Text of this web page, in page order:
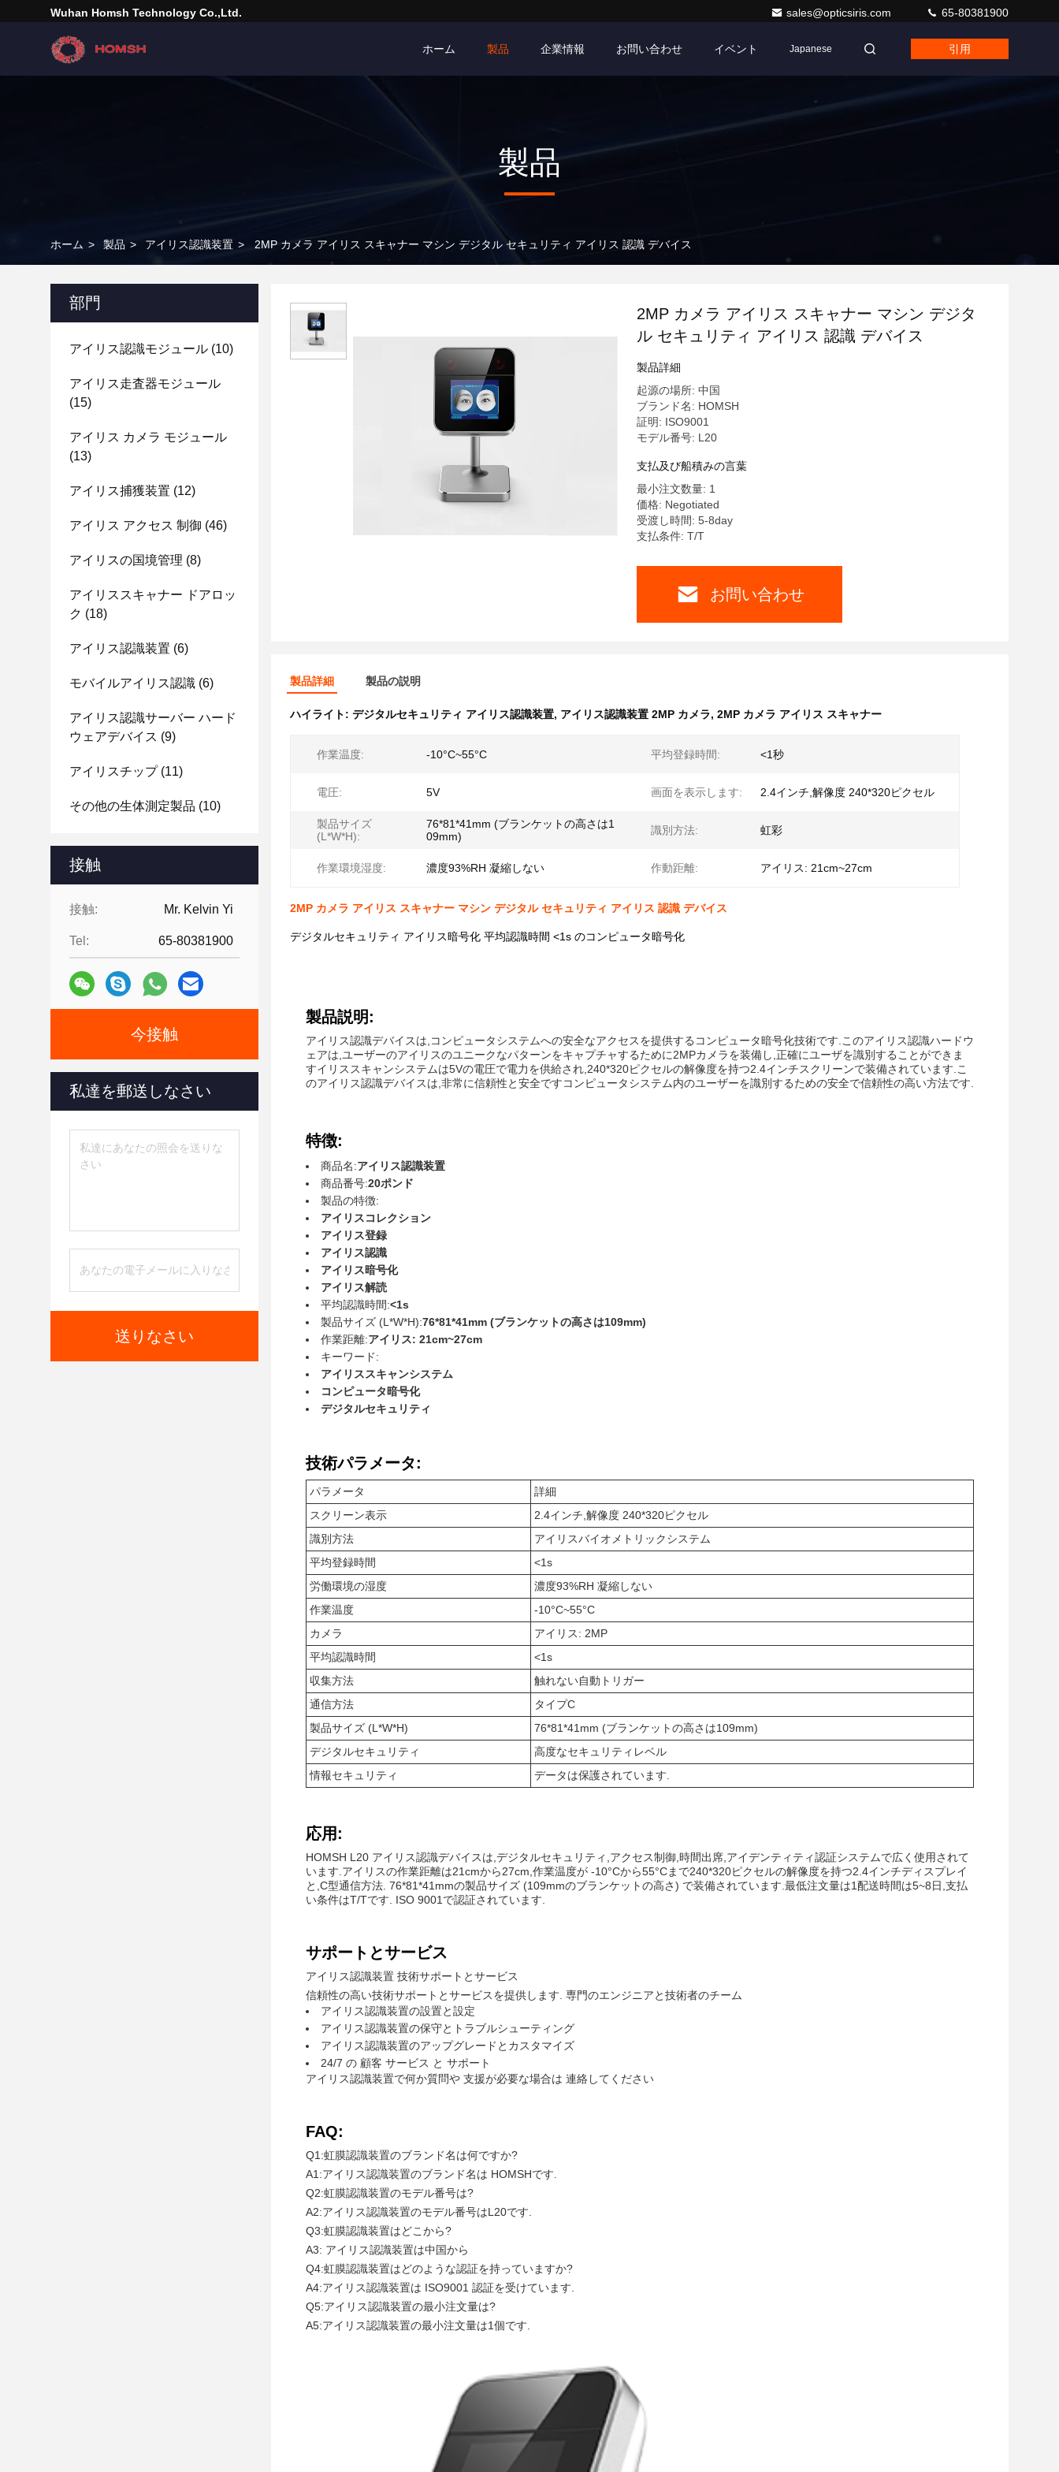
Wuhan Homsh Technology Co.,Ltd. sales@opticsiris.com 65-80381900
ホーム 製品 企業情報 お問い合わせ イベント Japanese 引用
製品
ホーム > 製品 > アイリス認識装置 > 2MP カメラ アイリス スキャナー マシン デジタル セキュリティ アイリス 認識 デバイス
部門
アイリス認識モジュール (10)
アイリス走査器モジュール
(15)
アイリス カメラ モジュール
(13)
アイリス捕獲装置 (12)
アイリス アクセス 制御 (46)
アイリスの国境管理 (8)
アイリススキャナー ドアロッ
ク (18)
アイリス認識装置 (6)
モバイルアイリス認識 (6)
アイリス認識サーバー ハード
ウェアデバイス (9)
アイリスチップ(11)
その他の生体測定製品 (10)
接触
接触: Mr. Kelvin Yi
Tel: 65-80381900
今接触
私達を郵送しなさい
送りなさい
2MP カメラ アイリス スキャナー マシン デジタ
ル セキュリティ アイリス 認識 デバイス
製品詳細
起源の場所: 中国
ブランド名: HOMSH
証明: ISO9001
モデル番号: L20
支払及び船積みの言葉
最小注文数量: 1
価格: Negotiated
受渡し時間: 5-8day
支払条件: T/T
お問い合わせ
製品詳細 製品の説明
ハイライト: デジタルセキュリティ アイリス認識装置, アイリス認識装置 2MP カメラ, 2MP カメラ アイリス スキャナー
作業温度: -10°C~55°C 平均登録時間: <1秒
電圧: 5V 画面を表示します: 2.4インチ,解像度 240*320ピクセル
製品サイズ
(L*W*H):
76*81*41mm (ブランケットの高さは1
09mm)
識別方法: 虹彩
作業環境湿度: 濃度93%RH 凝縮しない 作動距離: アイリス: 21cm~27cm
2MP カメラ アイリス スキャナー マシン デジタル セキュリティ アイリス 認識 デバイス
デジタルセキュリティ アイリス暗号化 平均認識時間 <1s のコンピュータ暗号化
製品説明:
アイリス認識デバイスは,コンピュータシステムへの安全なアクセスを提供するコンピュータ暗号化技術です.このアイリス認識ハードウ
ェアは,ユーザーのアイリスのユニークなパターンをキャプチャするために2MPカメラを装備し,正確にユーザを識別することができま
すイリススキャンシステムは5Vの電圧で電力を供給され,240*320ピクセルの解像度を持つ2.4インチスクリーンで装備されています.こ
のアイリス認識デバイスは,非常に信頼性と安全ですコンピュータシステム内のユーザーを識別するための安全で信頼性の高い方法です.
特徴:
商品名:アイリス認識装置
商品番号:20ポンド
製品の特徴:
アイリスコレクション
アイリス登録
アイリス認識
アイリス暗号化
アイリス解読
平均認識時間:<1s
製品サイズ (L*W*H):76*81*41mm (ブランケットの高さは109mm)
作業距離:アイリス: 21cm~27cm
キーワード:
アイリススキャンシステム
コンピュータ暗号化
デジタルセキュリティ
技術パラメータ:
パラメータ
詳細
スクリーン表示
2.4インチ,解像度 240*320ピクセル
識別方法
アイリスバイオメトリックシステム
平均登録時間
<1s
労働環境の湿度
濃度93%RH 凝縮しない
作業温度
-10°C~55°C
カメラ
アイリス: 2MP
平均認識時間
<1s
収集方法
触れない自動トリガー
通信方法
タイプC
製品サイズ (L*W*H)
76*81*41mm (ブランケットの高さは109mm)
デジタルセキュリティ
高度なセキュリティレベル
情報セキュリティ
データは保護されています.
応用:
HOMSH L20 アイリス認識デバイスは,デジタルセキュリティ,アクセス制御,時間出席,アイデンティティ認証システムで広く使用されて
います.アイリスの作業距離は21cmから27cm,作業温度が -10°Cから55°Cまで240*320ピクセルの解像度を持つ2.4インチディスプレイ
と,C型通信方法. 76*81*41mmの製品サイズ (109mmのブランケットの高さ) で装備されています.最低注文量は1配送時間は5~8日,支払
い条件はT/Tです. ISO 9001で認証されています.
サポートとサービス
アイリス認識装置 技術サポートとサービス
信頼性の高い技術サポートとサービスを提供します. 専門のエンジニアと技術者のチーム
アイリス認識装置の設置と設定
アイリス認識装置の保守とトラブルシューティング
アイリス認識装置のアップグレードとカスタマイズ
24/7 の 顧客 サービス と サポート
アイリス認識装置で何か質問や 支援が必要な場合は 連絡してください
FAQ:
Q1:虹膜認識装置のブランド名は何ですか?
A1:アイリス認識装置のブランド名は HOMSHです.
Q2:虹膜認識装置のモデル番号は?
A2:アイリス認識装置のモデル番号はL20です.
Q3:虹膜認識装置はどこから?
A3: アイリス認識装置は中国から
Q4:虹膜認識装置はどのような認証を持っていますか?
A4:アイリス認識装置は ISO9001 認証を受けています.
Q5:アイリス認識装置の最小注文量は?
A5:アイリス認識装置の最小注文量は1個です.